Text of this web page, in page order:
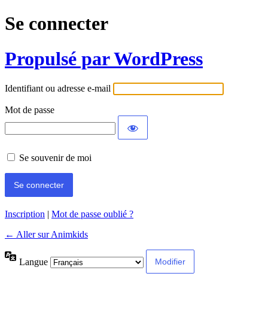
Se connecter
Propulsé par WordPress
Identifiant ou adresse e-mail
Mot de passe
Se souvenir de moi
Inscription | Mot de passe oublié ?
← Aller sur Animkids
Langue